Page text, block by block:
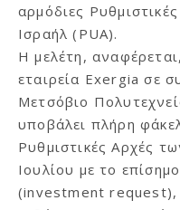
αρμόδιες
Ισραήλ (PUA).
Η μελέτη,
εταιρεία Exergia σε
Μετσόβιο
υποβάλει πλήρη
Ρυθμιστικές Αρχές
Ιουλίου με το
(investment request),